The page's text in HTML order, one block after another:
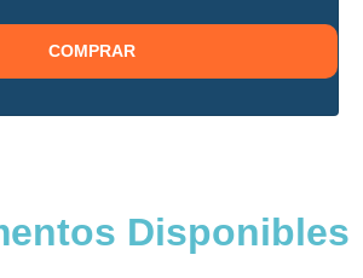
COMPRAR
Disponibles